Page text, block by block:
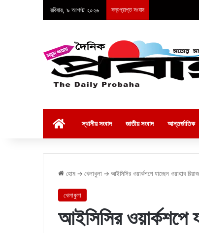
রবিবার, ৯ আগস্ট ২০২৬ সদ্যপ্রাপ্ত সংবাদ
স্থানীয় সংবাদ জাতীয় সংবাদ আন্তর্জাতিক
হোম → খেলাধুলা → আইসিসির ওয়ার্কশপে যাচ্ছেন ওয়াহাব রিয়াজ
খেলাধুলা
আইসিসির ওয়ার্কশপে